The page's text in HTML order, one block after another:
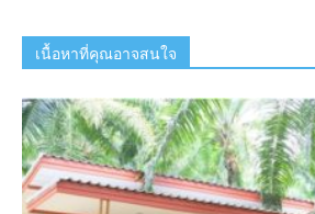
เนื้อหาที่คุณอาจสนใจ